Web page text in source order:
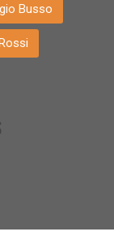
Busso